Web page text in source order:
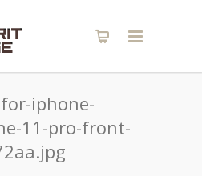
iphone-
11-pro-front-